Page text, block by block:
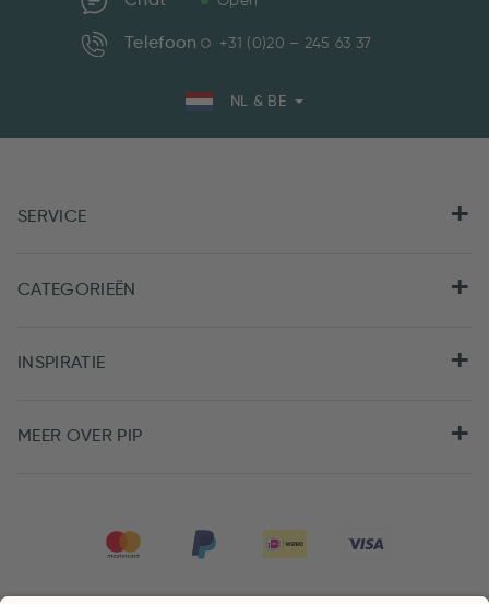
Telefoon +31 (0)20 – 245 63 37
NL & BE
SERVICE
CATEGORIEËN
INSPIRATIE
MEER OVER PIP